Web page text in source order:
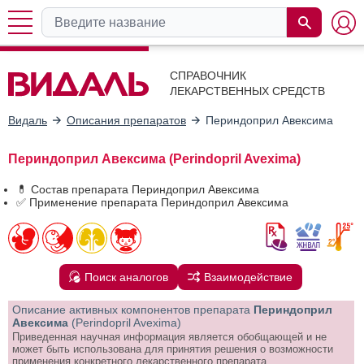
СПРАВОЧНИК
ЛЕКАРСТВЕННЫХ СРЕДСТВ
Видаль Описания препаратов Периндоприл Авексима
Периндоприл Авексима (Perindopril Avexima)
💊 Состав препарата Периндоприл Авексима
✅ Применение препарата Периндоприл Авексима
Поиск аналогов Взаимодействие
Описание активных компонентов препарата Периндоприл
Авексима (Perindopril Avexima)
Приведенная научная информация является обобщающей и не
может быть использована для принятия решения о возможности
применения конкретного лекарственного препарата.